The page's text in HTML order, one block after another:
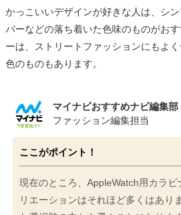
かっこいいデザインが好きな人は、シ
バーなどの落ち着いた色味のものがお
ーは、ストリートファッションにもよ
色のものもあります。
マイナビおすすめナビ編集部
ファッション編集担当
ここがポイント！
現在のところ、AppleWatch用カラ
リエーションはそれほど多くはあり